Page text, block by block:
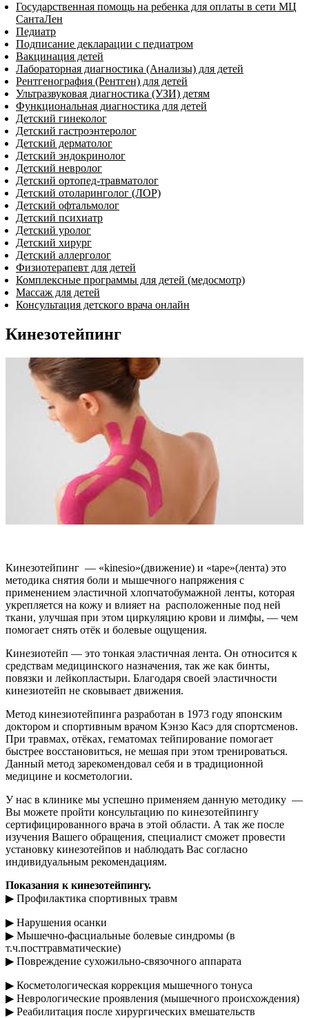
Государственная помощь на ребенка для оплаты в сети МЦ
СантаЛен
Педиатр
Подписание декларации с педиатром
Вакцинация детей
Лабораторная диагностика (Анализы) для детей
Рентгенография (Рентген) для детей
Ультразвуковая диагностика (УЗИ) детям
Функциональная диагностика для детей
Детский гинеколог
Детский гастроэнтеролог
Детский дерматолог
Детский эндокринолог
Детский невролог
Детский ортопед-травматолог
Детский отоларинголог (ЛОР)
Детский офтальмолог
Детский психиатр
Детский уролог
Детский хирург
Детский аллерголог
Физиотерапевт для детей
Комплексные программы для детей (медосмотр)
Массаж для детей
Консультация детского врача онлайн
Кинезотейпинг
Кинезотейпинг — «kinesio»(движение) и «tape»(лента) это
методика снятия боли и мышечного напряжения с
применением эластичной хлопчатобумажной ленты, которая
укрепляется на кожу и влияет на расположенные под ней
ткани, улучшая при этом циркуляцию крови и лимфы, — чем
помогает снять отёк и болевые ощущения.
Кинезиотейп — это тонкая эластичная лента. Он относится к
средствам медицинского назначения, так же как бинты,
повязки и лейкопластыри. Благодаря своей эластичности
кинезиотейп не сковывает движения.
Метод кинезиотейпинга разработан в 1973 году японским
доктором и спортивным врачом Кэнзо Касэ для спортсменов.
При травмах, отёках, гематомах тейпирование помогает
быстрее восстановиться, не мешая при этом тренироваться.
Данный метод зарекомендовал себя и в традиционной
медицине и косметологии.
У нас в клинике мы успешно применяем данную методику —
Вы можете пройти консультацию по кинезотейпингу
сертифицированного врача в этой области. А так же после
изучения Вашего обращения, специалист сможет провести
установку кинезотейпов и наблюдать Вас согласно
индивидуальным рекомендациям.
Показания к кинезотейпингу.
▶ Профилактика спортивных травм
▶ Нарушения осанки
▶ Мышечно-фасциальные болевые синдромы (в
т.ч.посттравматические)
▶ Повреждение сухожильно-связочного аппарата
▶ Косметологическая коррекция мышечного тонуса
▶ Неврологические проявления (мышечного происхождения)
▶ Реабилитация после хирургических вмешательств